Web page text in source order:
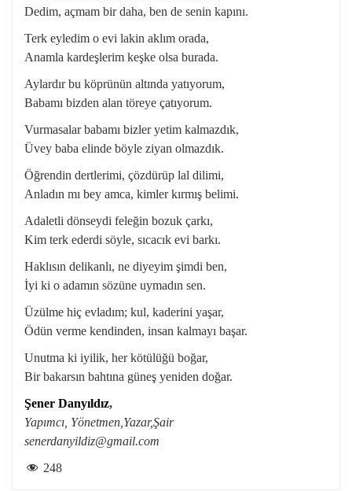
Dedim, açmam bir daha, ben de senin kapını.
Terk eyledim o evi lakin aklım orada,
Anamla kardeşlerim keşke olsa burada.
Aylardır bu köprünün altında yatıyorum,
Babamı bizden alan töreye çatıyorum.
Vurmasalar babamı bizler yetim kalmazdık,
Üvey baba elinde böyle ziyan olmazdık.
Öğrendin dertlerimi, çözdürüp lal dilimi,
Anladın mı bey amca, kimler kırmış belimi.
Adaletli dönseydi feleğin bozuk çarkı,
Kim terk ederdi söyle, sıcacık evi barkı.
Haklısın delikanlı, ne diyeyim şimdi ben,
İyi ki o adamın sözüne uymadın sen.
Üzülme hiç evladım; kul, kaderini yaşar,
Ödün verme kendinden, insan kalmayı başar.
Unutma ki iyilik, her kötülüğü boğar,
Bir bakarsın bahtına güneş yeniden doğar.
Şener Danyıldız,
Yapımcı, Yönetmen,Yazar,Şair
senerdanyildiz@gmail.com
248